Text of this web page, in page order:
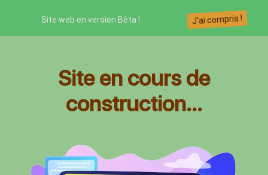
Site en cours de
construction...
Site web en version Bêta ! J'ai compris !